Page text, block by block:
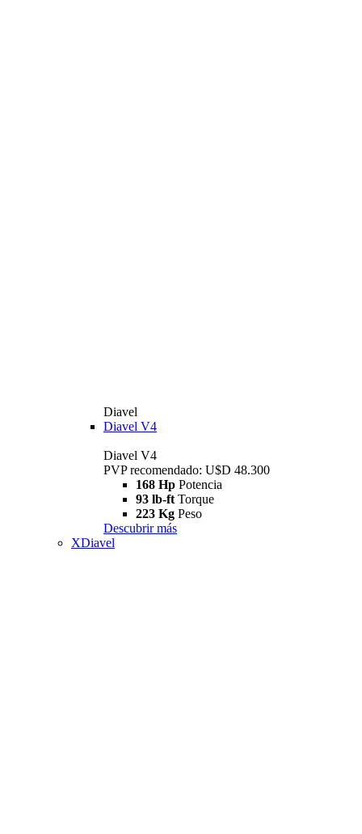
Diavel
Diavel V4
Diavel V4
PVP recomendado: U$D 48.300
168 Hp Potencia
93 lb-ft Torque
223 Kg Peso
Descubrir más
XDiavel